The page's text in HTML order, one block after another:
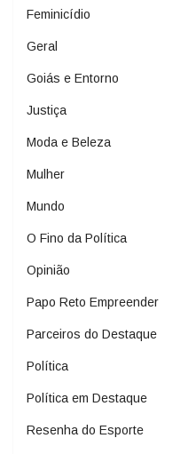
Feminicídio
Geral
Goiás e Entorno
Justiça
Moda e Beleza
Mulher
Mundo
O Fino da Política
Opinião
Papo Reto Empreender
Parceiros do Destaque
Política
Política em Destaque
Resenha do Esporte